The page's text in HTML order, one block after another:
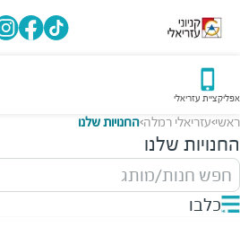
אפליקציית עזריאלי
ראשי>עזריאלי רמלה>החנויות שלנו
החנויות שלנו
חפש חנות/מותג
כלבו